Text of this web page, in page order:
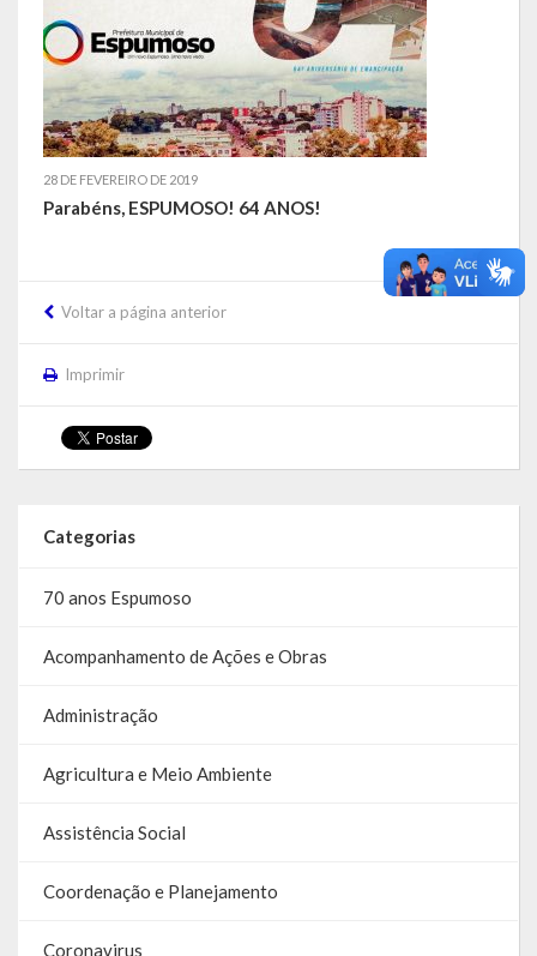
28 DE FEVEREIRO DE 2019
Parabéns, ESPUMOSO! 64 ANOS!
Voltar a página anterior
Imprimir
Categorias
70 anos Espumoso
Acompanhamento de Ações e Obras
Administração
Agricultura e Meio Ambiente
Assistência Social
Coordenação e Planejamento
Coronavirus